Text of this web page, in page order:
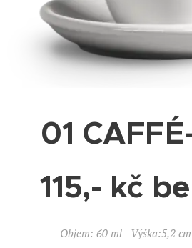
01
115,- kč
Objem: 60 ml - Výška:5,2